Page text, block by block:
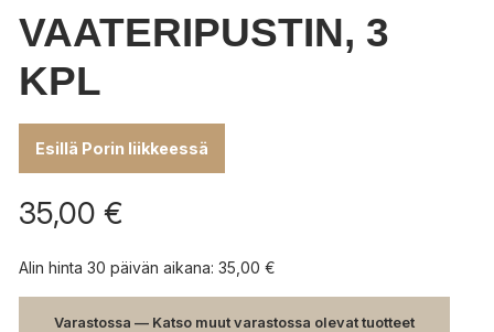
VAATERIPUSTIN, 3
KPL
Esillä Porin liikkeessä
35,00 €
Alin hinta 30 päivän aikana: 35,00 €
Varastossa — Katso muut varastossa olevat tuotteet